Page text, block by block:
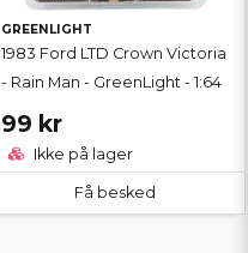
GREENLIGHT
1983 Ford LTD Crown Victoria
- Rain Man - GreenLight - 1:64
99 kr
Ikke på lager
Få besked